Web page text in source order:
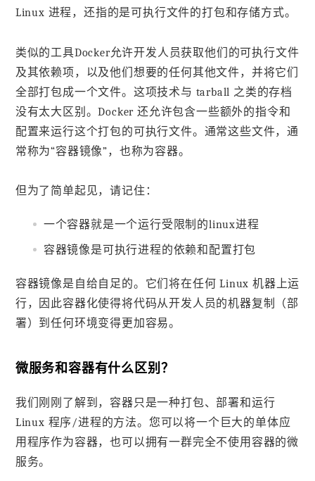
Linux 进程，还指的是可执行文件的打包和存储方式。
类似的工具Docker允许开发人员获取他们的可执行文件
及其依赖项，以及他们想要的任何其他文件，并将它们
全部打包成一个文件。这项技术与 tarball 之类的存档
没有太大区别。Docker 还允许包含一些额外的指令和
配置来运行这个打包的可执行文件。通常这些文件，通
常称为“容器镜像”，也称为容器。
但为了简单起见，请记住：
一个容器就是一个运行受限制的linux进程
容器镜像是可执行进程的依赖和配置打包
容器镜像是自给自足的。它们将在任何 Linux 机器上运
行，因此容器化使得将代码从开发人员的机器复制（部
署）到任何环境变得更加容易。
微服务和容器有什么区别？
我们刚刚了解到，容器只是一种打包、部署和运行
Linux 程序/进程的方法。您可以将一个巨大的单体应
用程序作为容器，也可以拥有一群完全不使用容器的微
服务。